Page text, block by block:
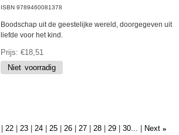
ISBN 9789460081378
Boodschap uit de geestelijke wereld, doorgegeven uit
liefde voor het kind.
Prijs €18,51
22 23 24 25 26 27 28 29 30... Next »